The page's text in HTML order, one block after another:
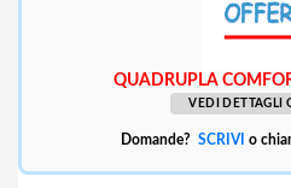
QUADRUPLA
VEDI DETTAGLI
Domande? SCRIVI o